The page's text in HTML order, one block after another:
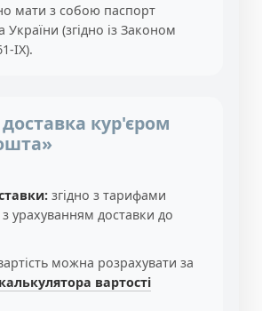
мати з собою паспорт
(згідно із Законом
IX).
кур'єром
згідно з тарифами
з урахуванням доставки до
можна розрахувати за
калькулятора вартості